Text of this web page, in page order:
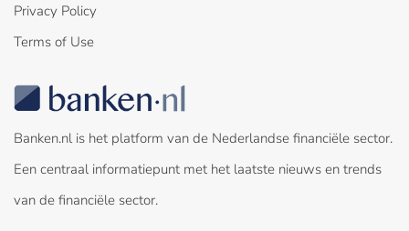
Privacy Policy
Terms of Use
Banken.nl is het platform van de Nederlandse financiële sector.
Een centraal informatiepunt met het laatste nieuws en trends
van de financiële sector.